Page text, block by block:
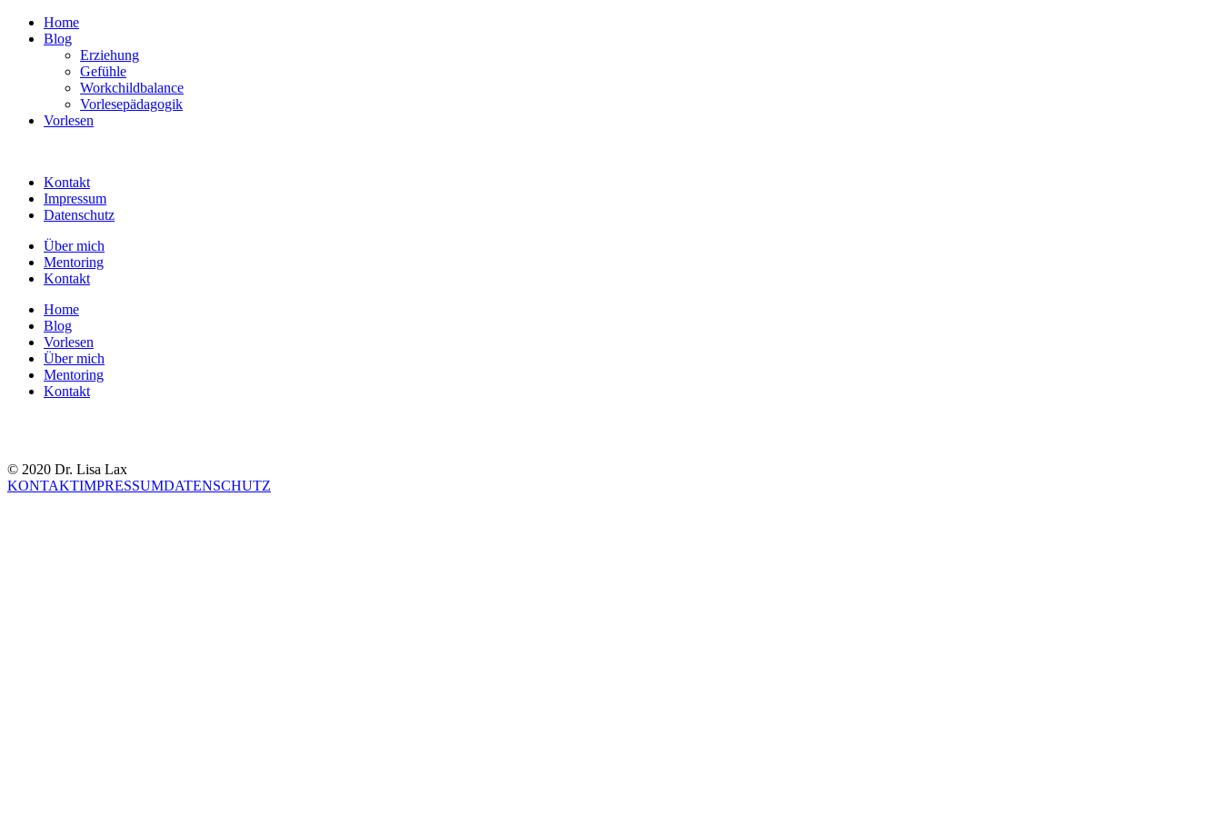
Home
Blog
Erziehung
Gefühle
Workchildbalance
Vorlesepädagogik
Vorlesen
Kontakt
Impressum
Datenschutz
Über mich
Mentoring
Kontakt
Home
Blog
Vorlesen
Über mich
Mentoring
Kontakt
© 2020 Dr. Lisa Lax
KONTAKTIMPRESSUMDATENSCHUTZ